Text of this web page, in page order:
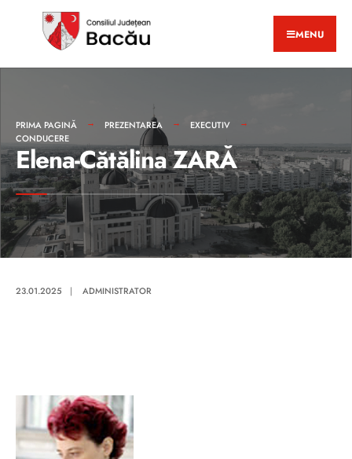
MENU
PRIMA PAGINĂ PREZENTAREA
EXECUTIV
CONDUCERE
Elena-Cătălina ZARĂ
23.01.2025 | ADMINISTRATOR